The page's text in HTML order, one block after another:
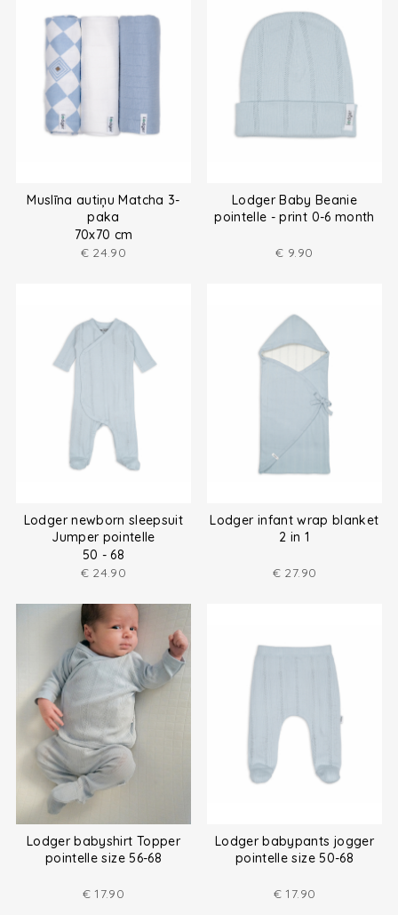
Muslīna autiņu Matcha 3-
paka
70x70 cm
€ 24.90
Lodger Baby Beanie
pointelle - print 0-6 month
€ 9.90
Lodger newborn sleepsuit
Jumper pointelle
50 - 68
€ 24.90
Lodger infant wrap blanket
2 in 1
€ 27.90
Lodger babyshirt Topper
pointelle size 56-68
€ 17.90
Lodger babypants jogger
pointelle size 50-68
€ 17.90